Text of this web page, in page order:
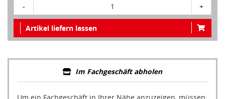
- 1 +
Artikel liefern lassen
Im Fachgeschäft abholen